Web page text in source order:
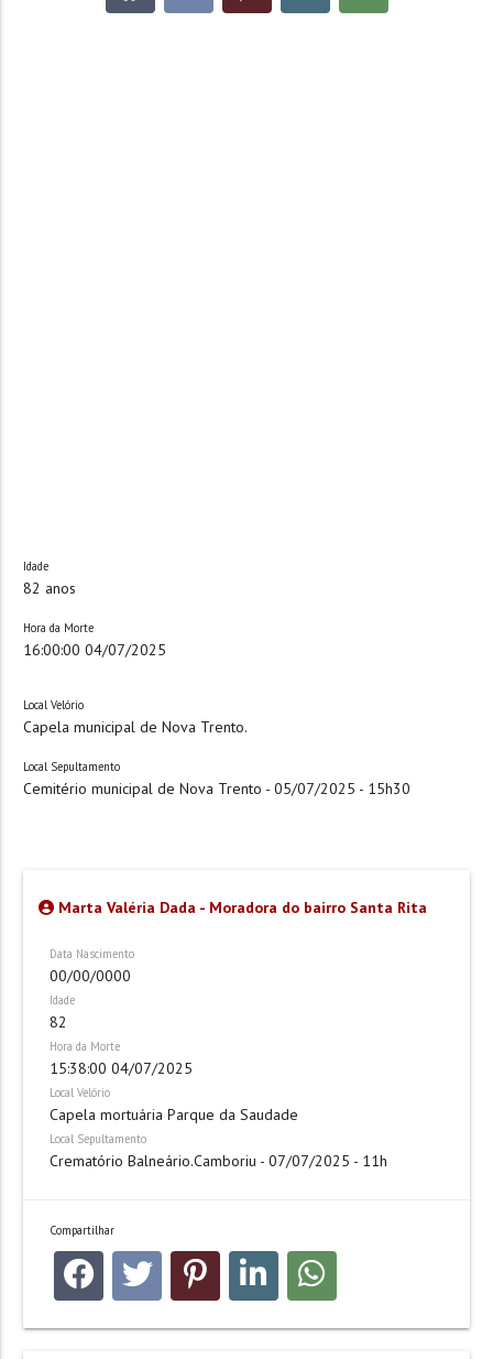
Idade
82 anos
Hora da Morte
16:00:00 04/07/2025
Local Velório
Capela municipal de Nova Trento.
Local Sepultamento
Cemitério municipal de Nova Trento - 05/07/2025 - 15h30
Marta Valéria Dada - Moradora do bairro Santa Rita
Data Nascimento
00/00/0000
Idade
82
Hora da Morte
15:38:00 04/07/2025
Local Velório
Capela mortuária Parque da Saudade
Local Sepultamento
Crematório Balneário.Camboriu - 07/07/2025 - 11h
Compartilhar